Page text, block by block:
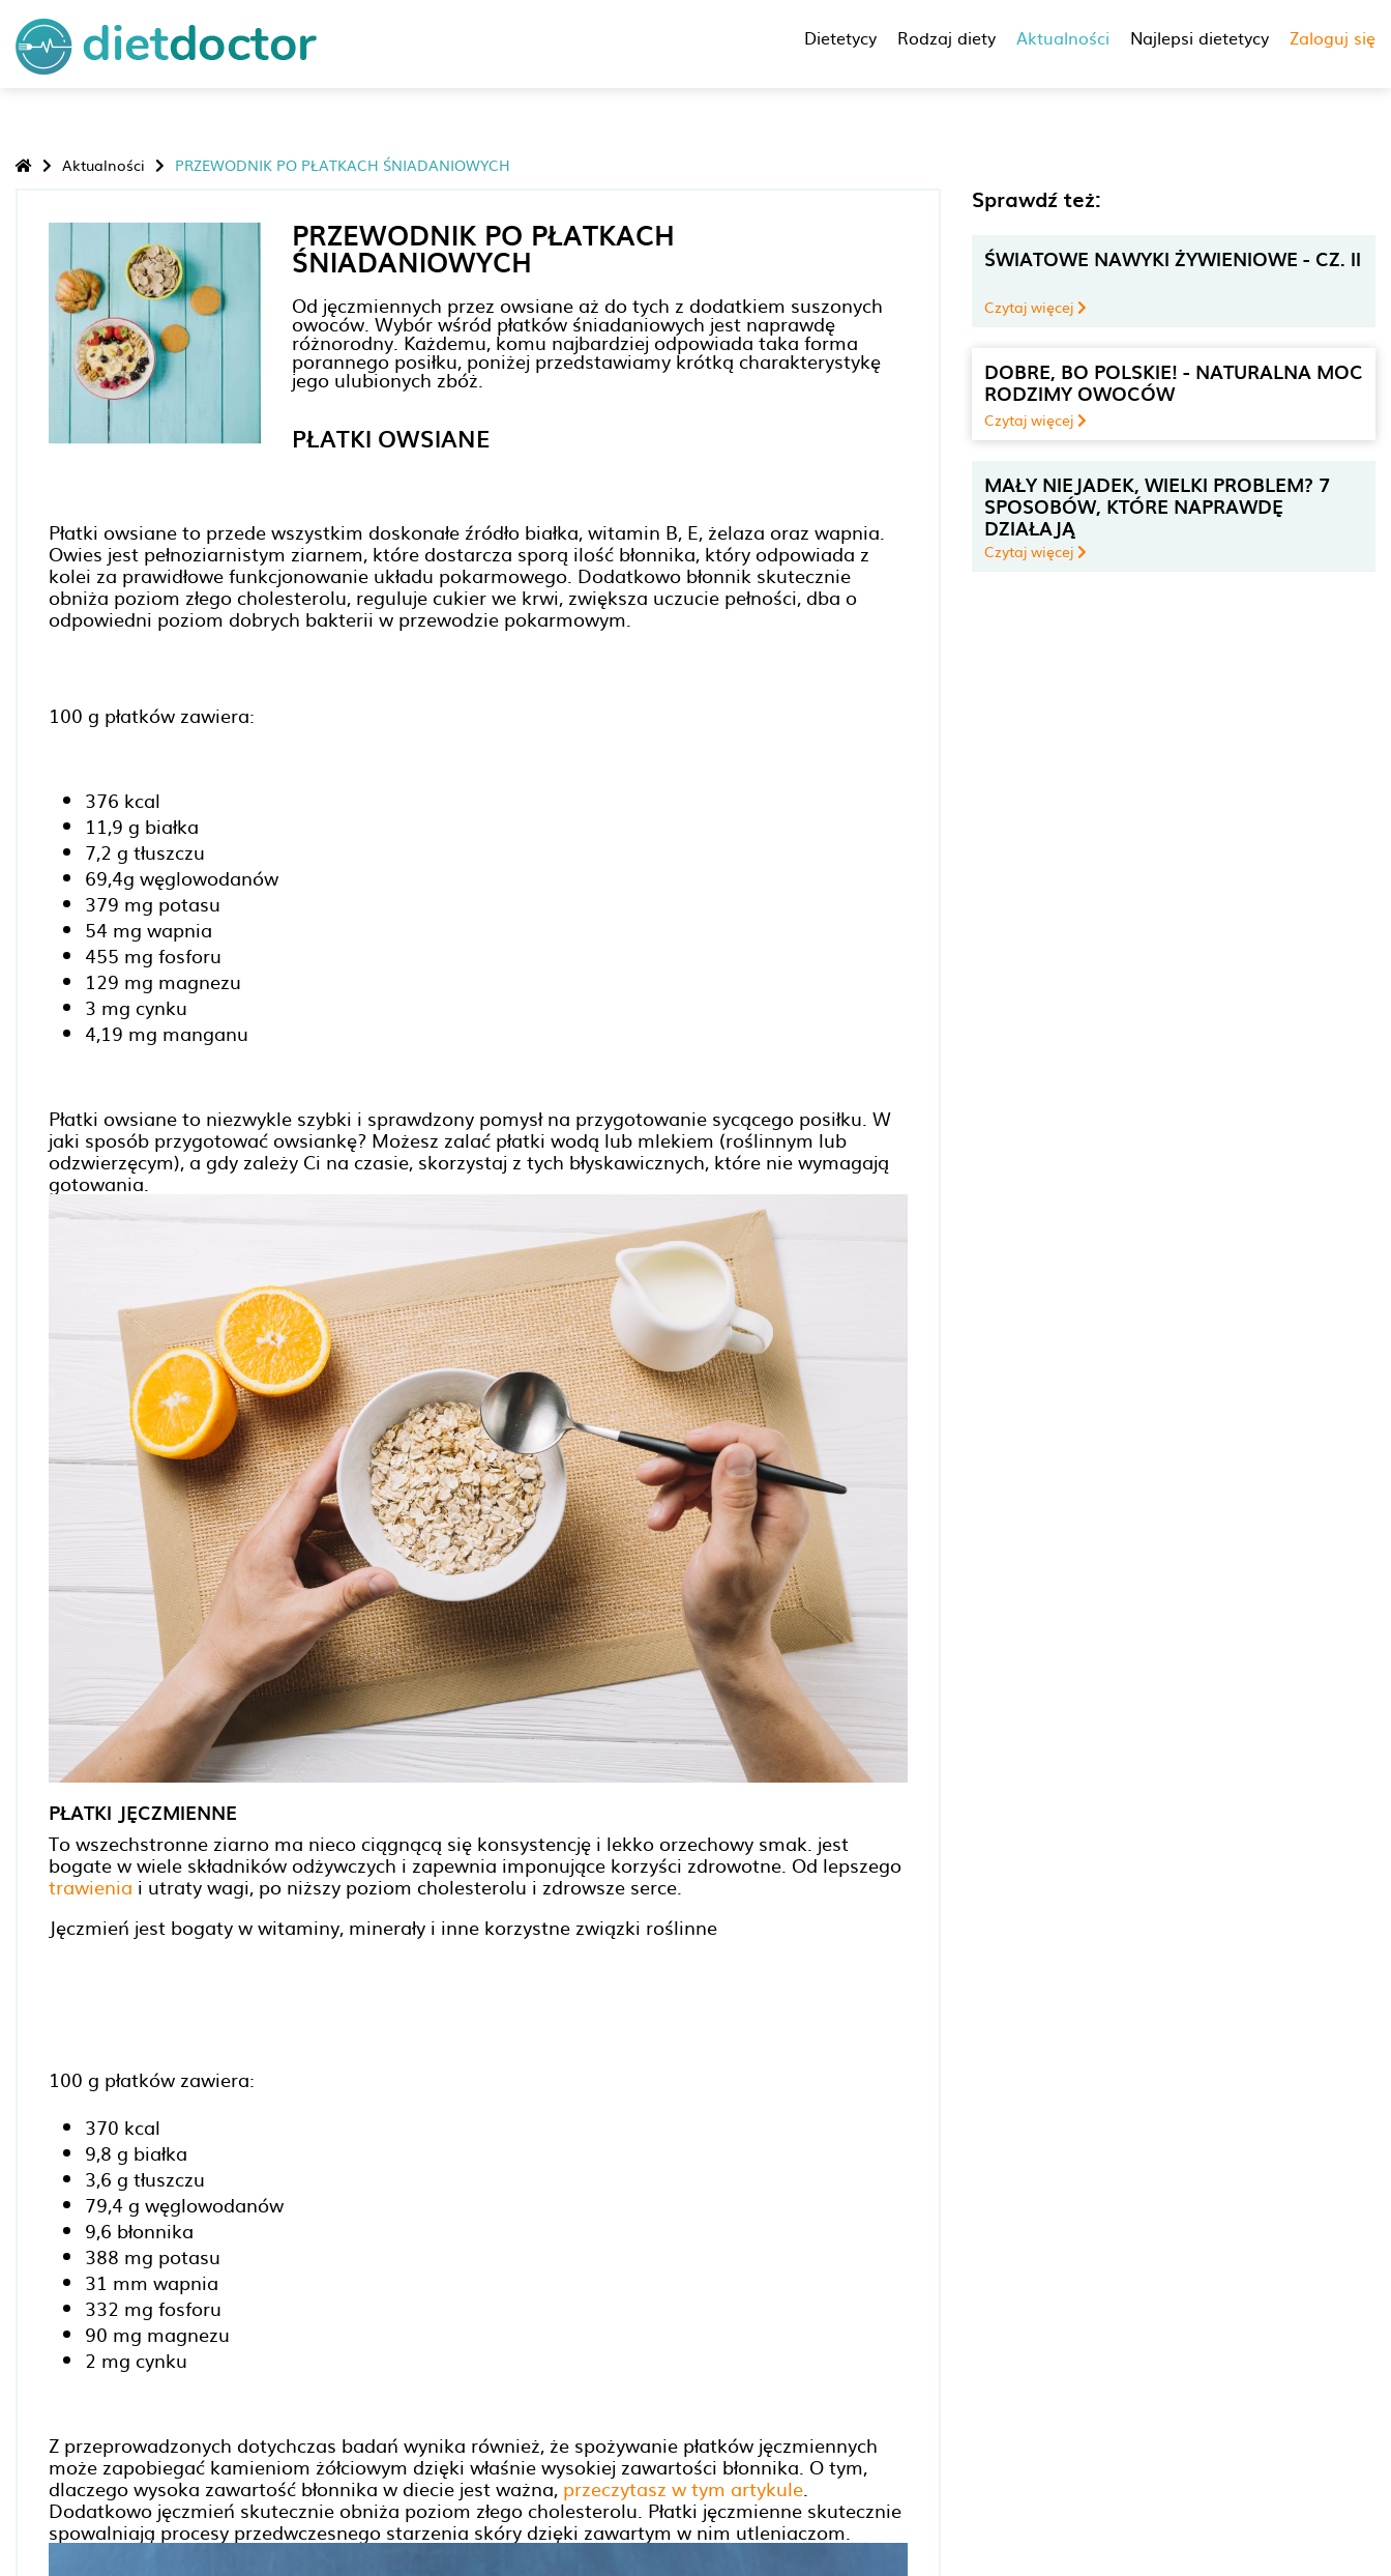
Dietetycy Rodzaj diety Aktualności Najlepsi dietetycy Zaloguj się
Aktualności PRZEWODNIK PO PŁATKACH ŚNIADANIOWYCH
PRZEWODNIK PO PŁATKACH
ŚNIADANIOWYCH
Od jęczmiennych przez owsiane aż do tych z dodatkiem suszonych
owoców. Wybór wśród płatków śniadaniowych jest naprawdę
różnorodny. Każdemu, komu najbardziej odpowiada taka forma
porannego posiłku, poniżej przedstawiamy krótką charakterystykę
jego ulubionych zbóż.
PŁATKI OWSIANE
Płatki owsiane to przede wszystkim doskonałe źródło białka, witamin B, E, żelaza oraz wapnia.
Owies jest pełnoziarnistym ziarnem, które dostarcza sporą ilość błonnika, który odpowiada z
kolei za prawidłowe funkcjonowanie układu pokarmowego. Dodatkowo błonnik skutecznie
obniża poziom złego cholesterolu, reguluje cukier we krwi, zwiększa uczucie pełności, dba o
odpowiedni poziom dobrych bakterii w przewodzie pokarmowym.
100 g płatków zawiera:
376 kcal
11,9 g białka
7,2 g tłuszczu
69,4g węglowodanów
379 mg potasu
54 mg wapnia
455 mg fosforu
129 mg magnezu
3 mg cynku
4,19 mg manganu
Płatki owsiane to niezwykle szybki i sprawdzony pomysł na przygotowanie sycącego posiłku. W
jaki sposób przygotować owsiankę? Możesz zalać płatki wodą lub mlekiem (roślinnym lub
odzwierzęcym), a gdy zależy Ci na czasie, skorzystaj z tych błyskawicznych, które nie wymagają
gotowania.
PŁATKI JĘCZMIENNE
To wszechstronne ziarno ma nieco ciągnącą się konsystencję i lekko orzechowy smak. jest
bogate w wiele składników odżywczych i zapewnia imponujące korzyści zdrowotne. Od lepszego
trawienia i utraty wagi, po niższy poziom cholesterolu i zdrowsze serce.
Jęczmień jest bogaty w witaminy, minerały i inne korzystne związki roślinne
100 g płatków zawiera:
370 kcal
9,8 g białka
3,6 g tłuszczu
79,4 g węglowodanów
9,6 błonnika
388 mg potasu
31 mm wapnia
332 mg fosforu
90 mg magnezu
2 mg cynku
Z przeprowadzonych dotychczas badań wynika również, że spożywanie płatków jęczmiennych
może zapobiegać kamieniom żółciowym dzięki właśnie wysokiej zawartości błonnika. O tym,
dlaczego wysoka zawartość błonnika w diecie jest ważna,przeczytasz w tym artykule.
Dodatkowo jęczmień skutecznie obniża poziom złego cholesterolu. Płatki jęczmienne skutecznie
spowalniają procesy przedwczesnego starzenia skóry dzięki zawartym w nim utleniaczom.
Sprawdź też:
ŚWIATOWE NAWYKI ŻYWIENIOWE - CZ. II
Czytaj więcej
DOBRE, BO POLSKIE! - NATURALNA MOC
RODZIMY OWOCÓW
Czytaj więcej
MAŁY NIEJADEK, WIELKI PROBLEM? 7
SPOSOBÓW, KTÓRE NAPRAWDĘ
DZIAŁAJĄ
Czytaj więcej